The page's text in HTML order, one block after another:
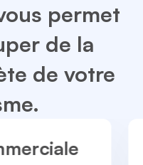
permet
de la
de votre